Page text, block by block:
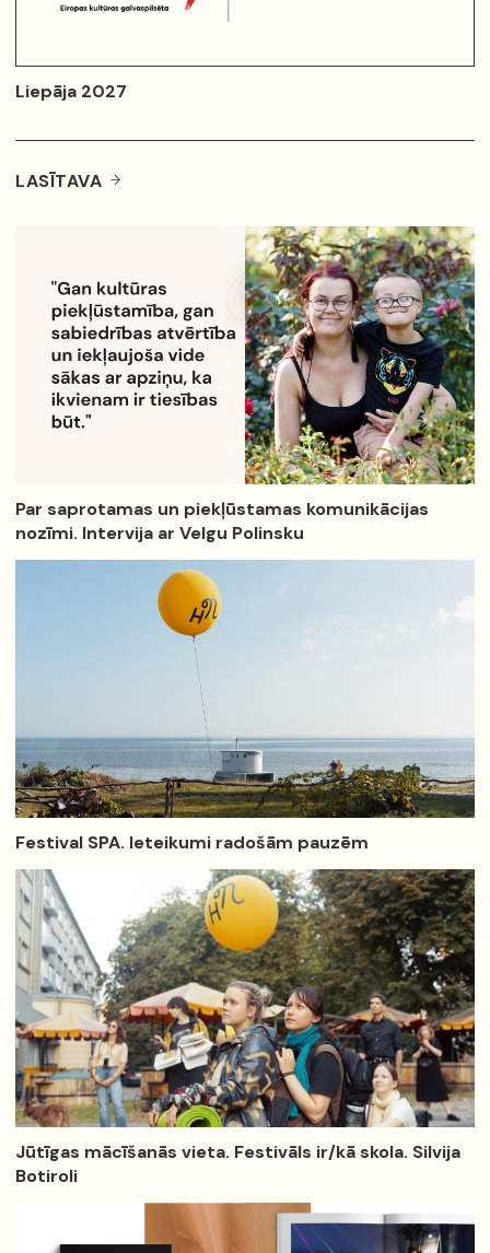
Liepāja 2027
LASĪTAVA
Par saprotamas un piekļūstamas komunikācijas
nozīmi. Intervija ar Velgu Polinsku
Festival SPA. Ieteikumi radošām pauzēm
Jūtīgas mācīšanās vieta. Festivāls ir/kā skola. Silvija
Botiroli